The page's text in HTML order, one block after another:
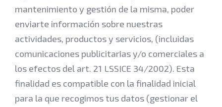
mantenimiento y gestión de la misma, poder
enviarte información sobre nuestras
actividades, productos y servicios, (incluidas
comunicaciones publicitarias y/o comerciales a
los efectos del art. 21 LSSICE 34/2002). Esta
finalidad es compatible con la finalidad inicial
para la que recogimos tus datos (gestionar el